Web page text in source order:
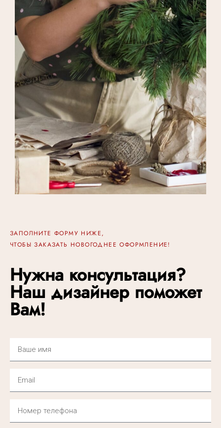
ЗАПОЛНИТЕ ФОРМУ НИЖЕ,
ЧТОБЫ ЗАКАЗАТЬ НОВОГОДНЕЕ ОФОРМЛЕНИЕ!
Нужна консультация?
Наш дизайнер поможет
Вам!